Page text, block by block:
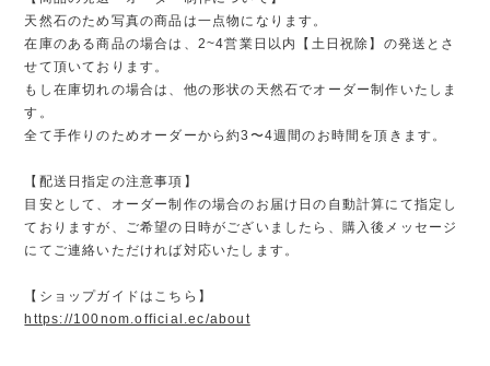
天然石のため写真の商品は一点物になります。
在庫のある商品の場合は、2~4営業日以内【土日祝除】の発送とさ
せて頂いております。
もし在庫切れの場合は、他の形状の天然石でオーダー制作いたしま
す。
全て手作りのためオーダーから約3〜4週間のお時間を頂きます。
【配送日指定の注意事項】
目安として、オーダー制作の場合のお届け日の自動計算にて指定し
ておりますが、ご希望の日時がございましたら、購入後メッセージ
にてご連絡いただければ対応いたします。
【ショップガイドはこちら】
https://100nom.official.ec/about